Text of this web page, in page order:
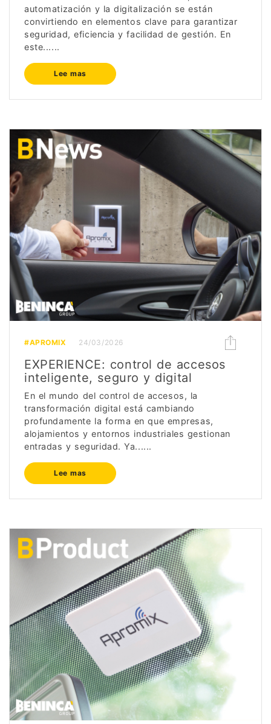
automatización y la digitalización se están
convirtiendo en elementos clave para garantizar
seguridad, eficiencia y facilidad de gestión. En
este......
Lee mas
#APROMIX 24/03/2026
EXPERIENCE: control de accesos
inteligente, seguro y digital
En el mundo del control de accesos, la
transformación digital está cambiando
profundamente la forma en que empresas,
alojamientos y entornos industriales gestionan
entradas y seguridad. Ya......
Lee mas